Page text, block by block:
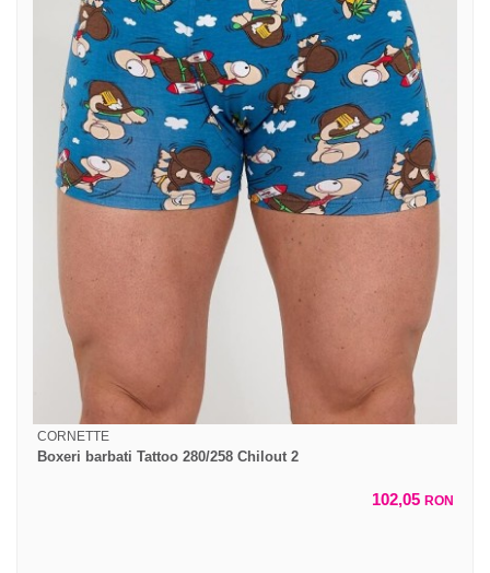
CORNETTE
Boxeri barbati Tattoo 280/258 Chilout 2
102,05 RON